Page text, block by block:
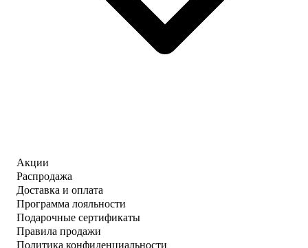
Акции
Распродажа
Доставка и оплата
Программа лояльности
Подарочные сертификаты
Правила продажи
Политика конфиденциальности